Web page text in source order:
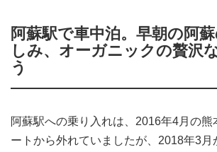
阿蘇駅で車中泊。早朝の阿
しみ、オーガニックの贅沢
う
阿蘇駅への乗り入れは、2016年4月の
ートから外れていましたが、2018年3月